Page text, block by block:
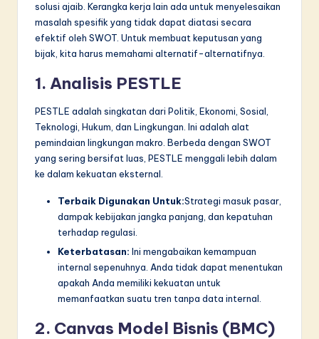
solusi ajaib. Kerangka kerja lain ada untuk menyelesaikan
masalah spesifik yang tidak dapat diatasi secara
efektif oleh SWOT. Untuk membuat keputusan yang
bijak, kita harus memahami alternatif-alternatifnya.
1. Analisis PESTLE
PESTLE adalah singkatan dari Politik, Ekonomi, Sosial,
Teknologi, Hukum, dan Lingkungan. Ini adalah alat
pemindaian lingkungan makro. Berbeda dengan SWOT
yang sering bersifat luas, PESTLE menggali lebih dalam
ke dalam kekuatan eksternal.
Terbaik Digunakan Untuk:Strategi masuk pasar,
dampak kebijakan jangka panjang, dan kepatuhan
terhadap regulasi.
Keterbatasan: Ini mengabaikan kemampuan
internal sepenuhnya. Anda tidak dapat menentukan
apakah Anda memiliki kekuatan untuk
memanfaatkan suatu tren tanpa data internal.
2. Canvas Model Bisnis (BMC)